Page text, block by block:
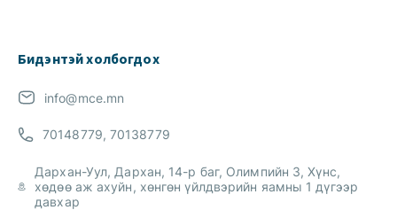
Бидэнтэй холбогдох
info@mce.mn
70148779, 70138779
Дархан-Уул, Дархан, 14-р баг, Олимпийн 3, Хүнс,
хөдөө аж ахуйн, хөнгөн үйлдвэрийн яамны 1 дүгээр
давхар